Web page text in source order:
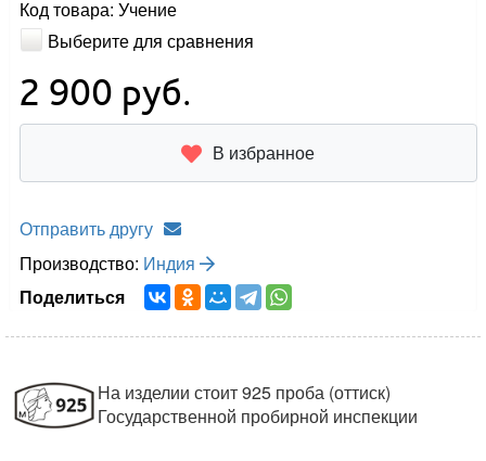
Код товара: Учение
Выберите для сравнения
2 900 руб.
В избранное
Отправить другу
Производство: Индия
Поделиться
На изделии стоит 925 проба (оттиск)
Государственной пробирной инспекции